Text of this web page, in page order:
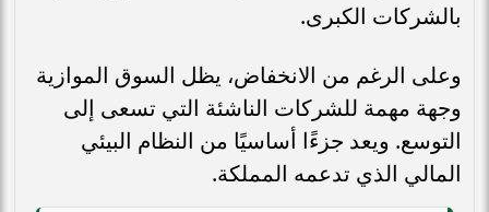
بالشركات الكبرى.
وعلى الرغم من الانخفاض، يظل السوق الموازية
وجهة مهمة للشركات الناشئة التي تسعى إلى
التوسع. ويعد جزءًا أساسيًا من النظام البيئي
المالي الذي تدعمه المملكة.